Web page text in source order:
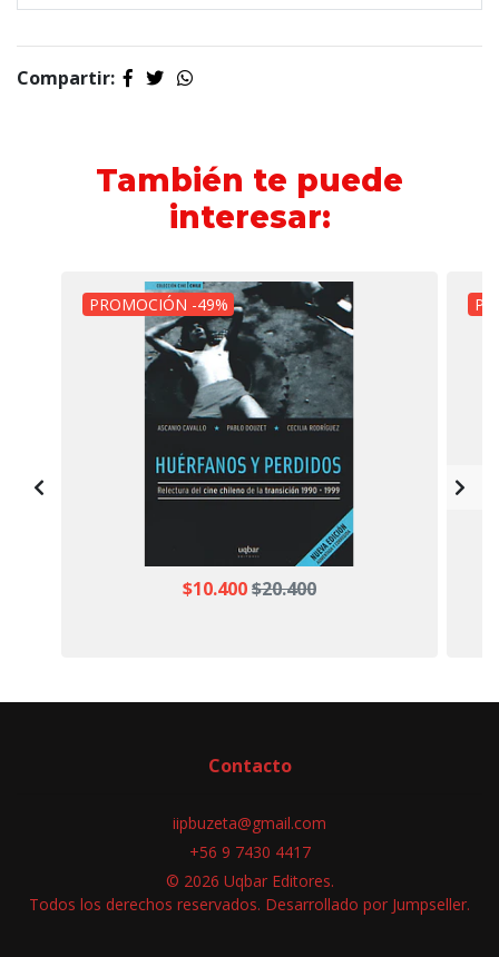
Compartir:
También te puede
interesar:
PROMOCIÓN -49%
$10.400$20.400
Contacto
iipbuzeta@gmail.com
+56 9 7430 4417
© 2026 Uqbar Editores.
Todos los derechos reservados. Desarrollado por Jumpseller.